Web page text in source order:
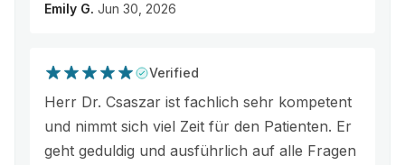
Emily G. Jun 30, 2026
Verified
Herr Dr. Csaszar ist fachlich sehr kompetent
und nimmt sich viel Zeit für den Patienten. Er
geht geduldig und ausführlich auf alle Fragen